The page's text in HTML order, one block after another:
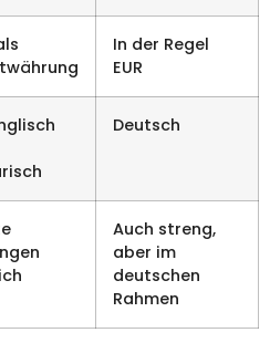
In der Regel
EUR
Deutsch
Auch streng,
aber im
deutschen
Rahmen